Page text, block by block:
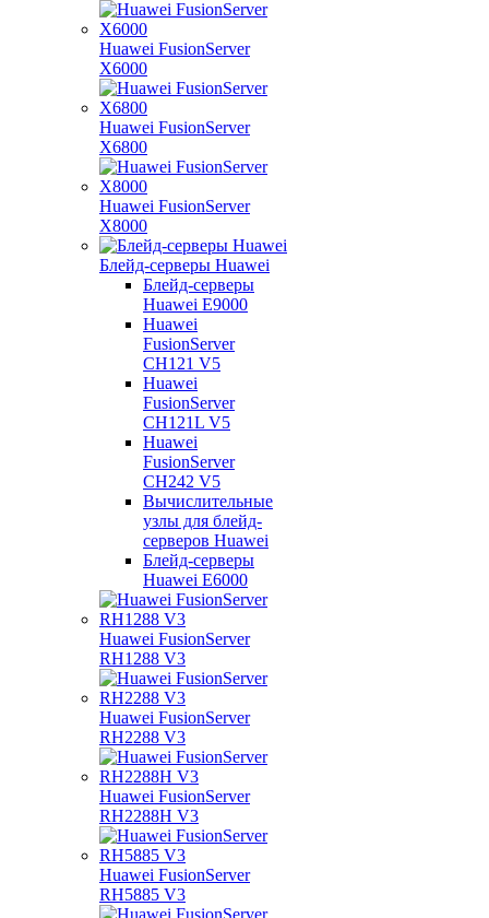
Huawei FusionServer
X6000
Huawei FusionServer
X6800
Huawei FusionServer
X8000
Блейд-серверы Huawei
Блейд-серверы
Huawei E9000
Huawei
FusionServer
CH121 V5
Huawei
FusionServer
CH121L V5
Huawei
FusionServer
CH242 V5
Вычислительные
узлы для блейд-
серверов Huawei
Блейд-серверы
Huawei E6000
Huawei FusionServer
RH1288 V3
Huawei FusionServer
RH2288 V3
Huawei FusionServer
RH2288H V3
Huawei FusionServer
RH5885 V3